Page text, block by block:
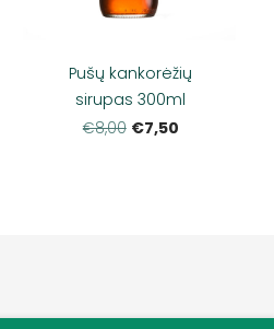
Pušų kankorėžių
sirupas 300ml
€8,00 €7,50